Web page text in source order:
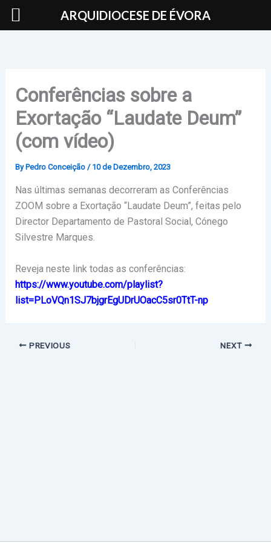
Skip
Conferências sobre a
Exortação “Laudate Deum”
(com vídeo)
By Pedro Conceição / 10 de Dezembro, 2023
Nas últimas semanas decorreram as Conferências
ZOOM sobre a Exortação “Laudate Deum”, feitas pelo
Director Departamento de Pastoral Social, Cónego
Silvestre Marques.
Reveja neste link todas as conferências:
https://www.youtube.com/playlist?
list=PLoVQn1SJ7bjgrEgUDrUOacC5sr0TtT-np
PREVIOUS NEXT
ARQUIDIOCESE DE ÉVORA